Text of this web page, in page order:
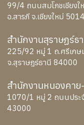
99/4 ถนนสมโภชเชียงใ
อ.สารภี จ.เชียงใหม่
สำนักงานสุราษฏร์ธ
225/92 หมู่ 1 ถ.ศรีเกษม
จ.สุราษฎร์ธานี 84000
สำนักงานหนองคาย
1070/1 หมู่ 2 ถนนประจั
43000